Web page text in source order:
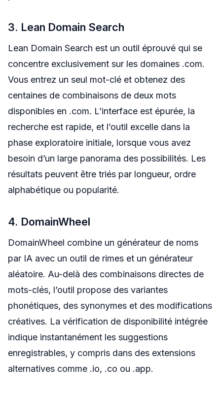
3. Lean Domain Search
Lean Domain Search est un outil éprouvé qui se
concentre exclusivement sur les domaines .com.
Vous entrez un seul mot-clé et obtenez des
centaines de combinaisons de deux mots
disponibles en .com. L’interface est épurée, la
recherche est rapide, et l’outil excelle dans la
phase exploratoire initiale, lorsque vous avez
besoin d’un large panorama des possibilités. Les
résultats peuvent être triés par longueur, ordre
alphabétique ou popularité.
4. DomainWheel
DomainWheel combine un générateur de noms
par IA avec un outil de rimes et un générateur
aléatoire. Au-delà des combinaisons directes de
mots-clés, l’outil propose des variantes
phonétiques, des synonymes et des modifications
créatives. La vérification de disponibilité intégrée
indique instantanément les suggestions
enregistrables, y compris dans des extensions
alternatives comme .io, .co ou .app.